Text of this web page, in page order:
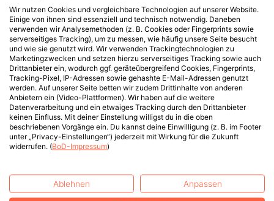
Wir nutzen Cookies und vergleichbare Technologien auf unserer Website.
Einige von ihnen sind essenziell und technisch notwendig. Daneben
verwenden wir Analysemethoden (z. B. Cookies oder Fingerprints sowie
serverseitiges Tracking), um zu messen, wie häufig unsere Seite besucht
und wie sie genutzt wird. Wir verwenden Trackingtechnologien zu
Marketingzwecken und setzen hierzu serverseitiges Tracking sowie auch
Drittanbieter ein, wodurch ggf. geräteübergreifend Cookies, Fingerprints,
Tracking-Pixel, IP-Adressen sowie gehashte E-Mail-Adressen genutzt
werden. Auf unserer Seite betten wir zudem Drittinhalte von anderen
Anbietern ein (Video-Plattformen). Wir haben auf die weitere
Datenverarbeitung und ein etwaiges Tracking durch den Drittanbieter
keinen Einfluss. Mit deiner Einstellung willigst du in die oben
beschriebenen Vorgänge ein. Du kannst deine Einwilligung (z. B. im Footer
unter „Privacy-Einstellungen“) jederzeit mit Wirkung für die Zukunft
widerrufen. (BoD-Impressum)
Ablehnen Anpassen